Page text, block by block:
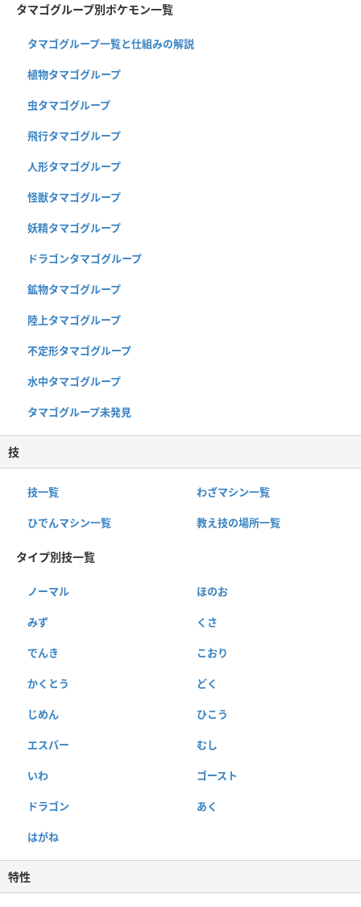
タマゴグループ別ポケモン一覧
タマゴグループ一覧と仕組みの解説
植物タマゴグループ
虫タマゴグループ
飛行タマゴグループ
人形タマゴグループ
怪獣タマゴグループ
妖精タマゴグループ
ドラゴンタマゴグループ
鉱物タマゴグループ
陸上タマゴグループ
不定形タマゴグループ
水中タマゴグループ
タマゴグループ未発見
技
技一覧 わざマシン一覧
ひでんマシン一覧 教え技の場所一覧
タイプ別技一覧
ノーマル ほのお
みず くさ
でんき こおり
かくとう どく
じめん ひこう
エスパー むし
いわ ゴースト
ドラゴン あく
はがね
特性